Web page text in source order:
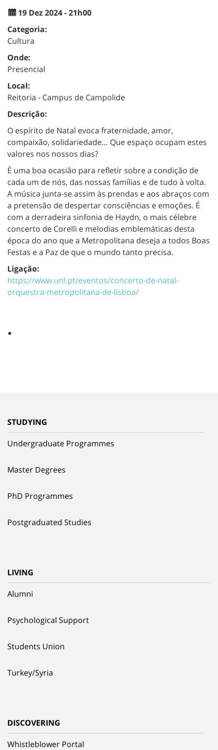
19 Dez 2024 - 21h00
Categoria:
Cultura
Onde:
Presencial
Local:
Reitoria - Campus de Campolide
Descrição:
O espírito de Natal evoca fraternidade, amor,
compaixão, solidariedade… Que espaço ocupam estes
valores nos nossos dias?
É uma boa ocasião para refletir sobre a condição de
cada um de nós, das nossas famílias e de tudo à volta.
A música junta-se assim às prendas e aos abraços com
a pretensão de despertar consciências e emoções. É
com a derradeira sinfonia de Haydn, o mais célebre
concerto de Corelli e melodias emblemáticas desta
época do ano que a Metropolitana deseja a todos Boas
Festas e a Paz de que o mundo tanto precisa.
Ligação:
https://www.unl.pt/eventos/concerto-de-natal-
orquestra-metropolitana-de-lisboa/
STUDYING
Undergraduate Programmes
Master Degrees
PhD Programmes
Postgraduated Studies
LIVING
Alumni
Psychological Support
Students Union
Turkey/Syria
DISCOVERING
Whistleblower Portal